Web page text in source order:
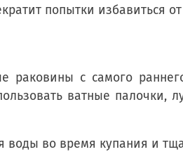
попытки избавиться
раковины с самого
ватные
во время купания и